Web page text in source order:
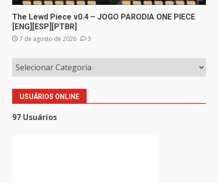
The Lewd Piece v0.4 – JOGO PARODIA ONE PIECE
[ENG][ESP][PTBR]
7 de agosto de 2026 3
USUÁRIOS ONLINE
97 Usuários